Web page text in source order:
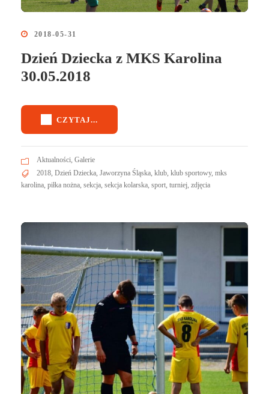
2018-05-31
Dzień Dziecka z MKS Karolina
30.05.2018
CZYTAJ...
Aktualności, Galerie
2018, Dzień Dziecka, Jaworzyna Śląska, klub, klub sportowy, mks
karolina, piłka nożna, sekcja, sekcja kolarska, sport, turniej, zdjęcia